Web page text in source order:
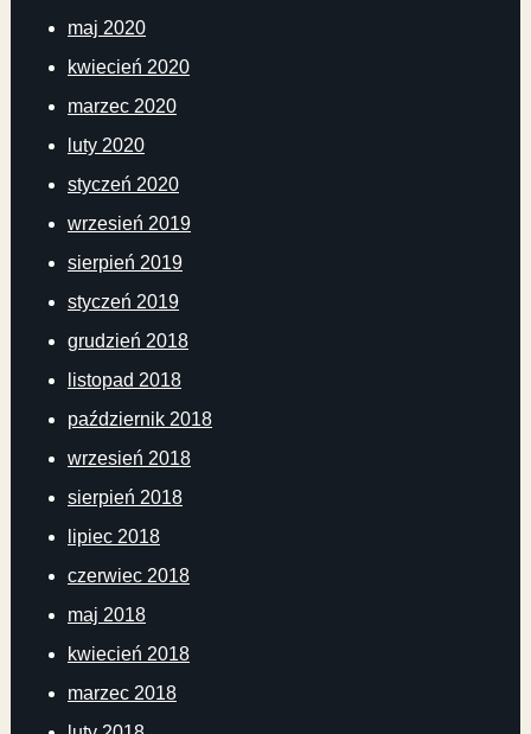
maj 2020
kwiecień 2020
marzec 2020
luty 2020
styczeń 2020
wrzesień 2019
sierpień 2019
styczeń 2019
grudzień 2018
listopad 2018
październik 2018
wrzesień 2018
sierpień 2018
lipiec 2018
czerwiec 2018
maj 2018
kwiecień 2018
marzec 2018